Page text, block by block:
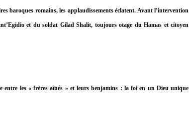
baroques romains, les applaudissements éclatent. Avant l’intervention
et du soldat Gilad Shalit, toujours otage du Hamas et citoyen
entre les « frères aînés » et leurs benjamins : la foi en un Dieu unique